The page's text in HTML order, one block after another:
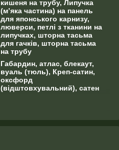
кишеня на трубу, Липучка
(м’яка частина) на панель
для японського карнизу,
люверси, петлі з тканини на
липучках, шторна тасьма
для гачків, шторна тасьма
на трубу
Габардин, атлас, блекаут,
вуаль (тюль), Креп-сатин,
оксфорд
(відштовхувальний), сатен